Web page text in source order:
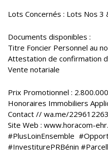
Lots Concernés : Lots Nos 3
Documents disponibles :
Titre Foncier Personnel au
Attestation de confirmation
Vente notariale
Prix Promotionnel :
Honoraires Immobiliers
Contact // wa.me/
Site Web : www.horacom-
#PlusLoinEnsemble
#InvestiturePRBénin